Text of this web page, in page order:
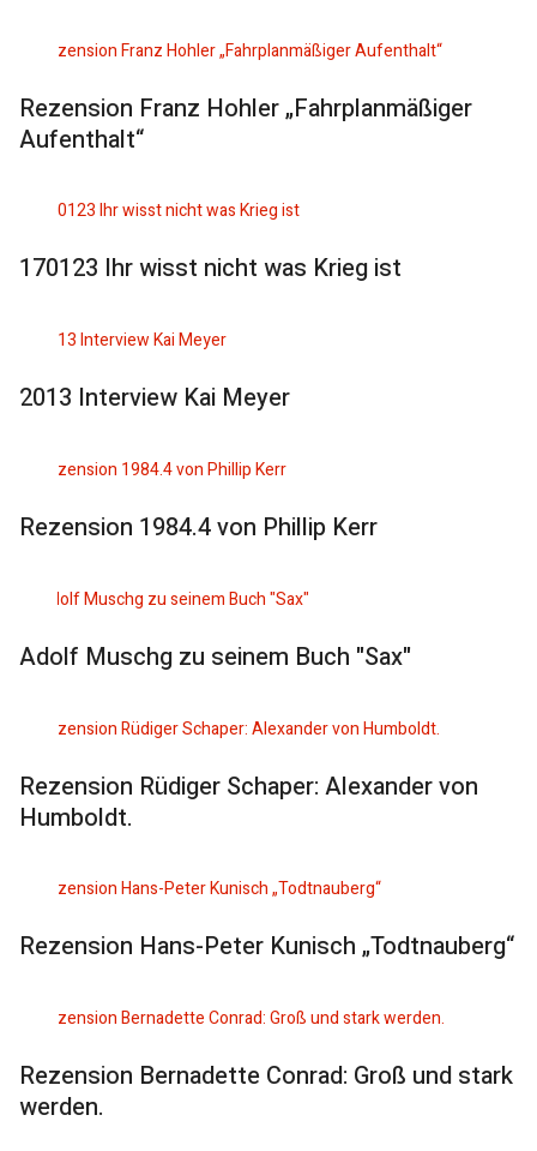
Rezension Franz Hohler „Fahrplanmäßiger
Aufenthalt“
170123 Ihr wisst nicht was Krieg ist
2013 Interview Kai Meyer
Rezension 1984.4 von Phillip Kerr
Adolf Muschg zu seinem Buch "Sax"
Rezension Rüdiger Schaper: Alexander von
Humboldt.
Rezension Hans-Peter Kunisch „Todtnauberg“
Rezension Bernadette Conrad: Groß und stark
werden.